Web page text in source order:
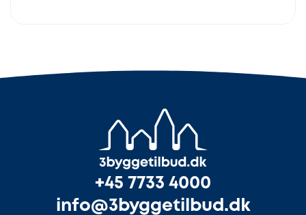
+45 7733 4000
info@3byggetilbud.dk